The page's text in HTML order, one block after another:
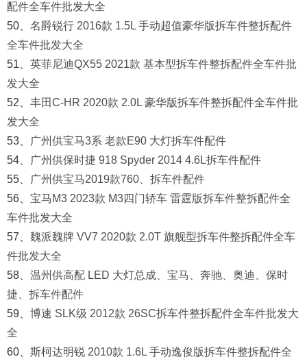
配件全车件批发大全
50、 名爵锐行 2016款 1.5L 手动超值豪华版拆车件整拆配件
全车件批发大全
51、 英菲尼迪QX55 2021款 基本型拆车件整拆配件全车件批
发大全
52、 丰田C-HR 2020款 2.0L 豪华版拆车件整拆配件全车件批
发大全
53、
广州供宝马3系 老款E90 大灯拆车件配件
54、
广州供保时捷 918 Spyder 2014 4.6L拆车件配件
55、
广州供宝马2019款760、拆车件配件
56、 宝马M3 2023款 M3四门轿车 雷霆版拆车件整拆配件全
车件批发大全
57、 魏派魏牌 VV7 2020款 2.0T 旗舰型拆车件整拆配件全车
件批发大全
58、 温州供高配 LED 大灯总成、宝马、奔驰、奥迪、保时
捷、拆车件配件
59、 博速 SLK级 2012款 26SC拆车件整拆配件全车件批发大
全
60、 斯柯达明锐 2010款 1.6L 手动逸俊版拆车件整拆配件全